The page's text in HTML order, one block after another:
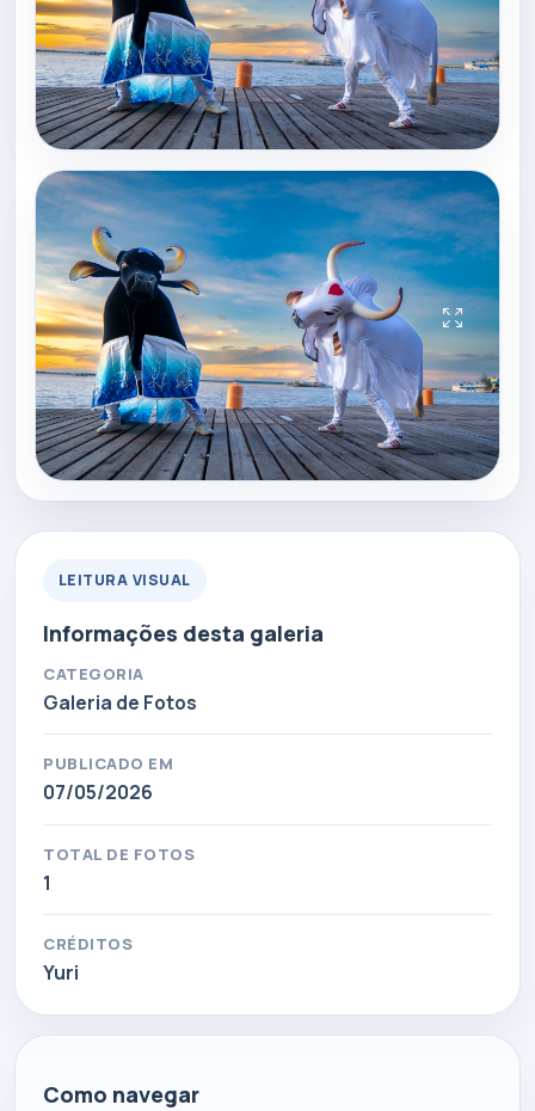
LEITURA VISUAL
Informações desta galeria
CATEGORIA
Galeria de Fotos
PUBLICADO EM
07/05/2026
TOTAL DE FOTOS
1
CRÉDITOS
Yuri
Como navegar